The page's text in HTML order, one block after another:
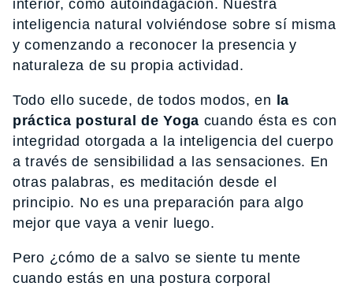
interior, como autoindagación. Nuestra
inteligencia natural volviéndose sobre sí misma
y comenzando a reconocer la presencia y
naturaleza de su propia actividad.
Todo ello sucede, de todos modos, en
la
práctica postural de Yoga cuando ésta es con
integridad otorgada a la inteligencia del cuerpo
a través de sensibilidad a las sensaciones. En
otras palabras, es meditación desde el
principio. No es una preparación para algo
mejor que vaya a venir luego.
Pero ¿cómo de a salvo se siente tu mente
cuando estás en una postura corporal